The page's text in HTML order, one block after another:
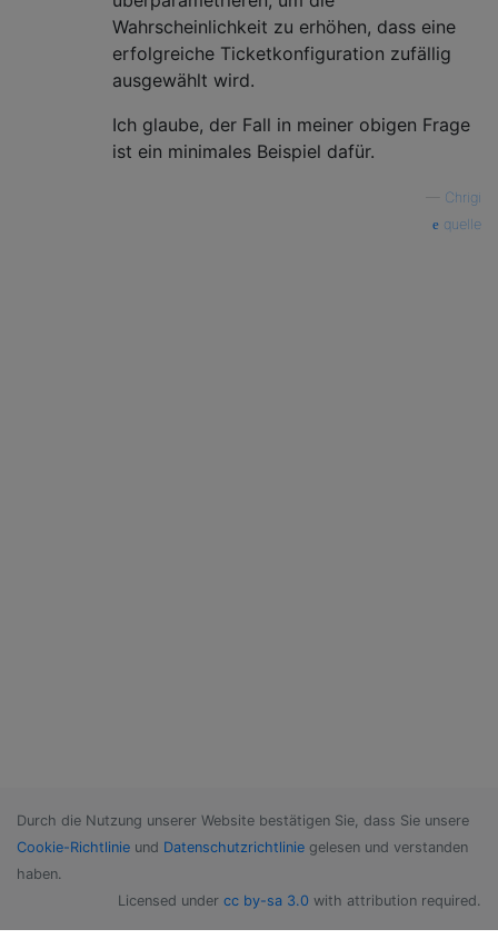
Wahrscheinlichkeit zu erhöhen, dass eine
erfolgreiche Ticketkonfiguration zufällig
ausgewählt wird.
Ich glaube, der Fall in meiner obigen Frage
ist ein minimales Beispiel dafür.
Chrigi
quelle
Durch die Nutzung unserer Website bestätigen Sie, dass Sie unsere
Cookie-Richtlinie und Datenschutzrichtlinie gelesen und verstanden
haben.
Licensed under cc by-sa 3.0 with attribution required.